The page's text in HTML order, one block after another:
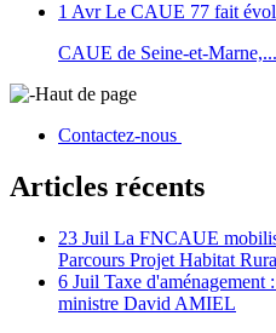
1 Avr Le CAUE 77 fait
CAUE de Seine-et-Marne,...
Haut de page
Contactez-nous
Articles récents
23 Juil La FNCAUE
Parcours Projet Habitat
6 Juil Taxe d'aménagement
ministre David AMIEL